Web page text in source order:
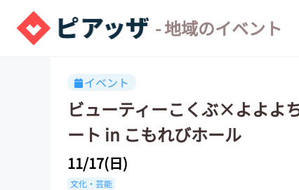
- 地域のイベント
イベント
ビューティーこくぶ×よよよ
ート in こもれびホール
11/17(日)
文化・芸能